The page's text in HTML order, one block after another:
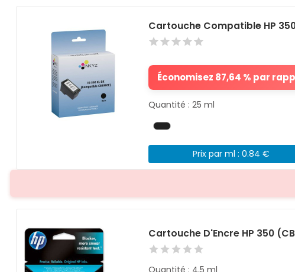
Cartouche Compatible HP
Économisez 87,64 % par
Quantité : 25 ml
Prix par ml : 0.84 €
Cartouche D'Encre HP 350
Quantité : 4,5 ml